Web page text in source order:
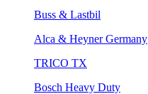
Buss & Lastbil
Alca & Heyner Germany
TRICO TX
Bosch Heavy Duty